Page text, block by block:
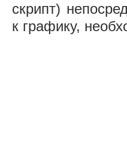
скрипт)
к графику,